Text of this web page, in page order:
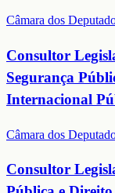
Câmara dos
Consultor
Segurança
Internacional
Câmara dos
Consultor